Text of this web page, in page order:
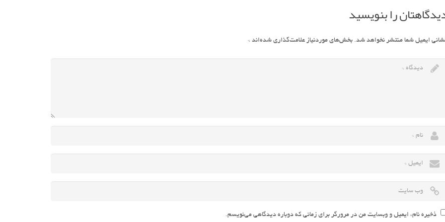
را بنویسید
ایمیل شما منتشر نخواهد شد. بخش‌های موردنیاز علامت‌گذاری شده‌اند *
ذخیره نام، ایمیل و وبسایت من در مرورگر برای زمانی که دوباره دیدگاهی می‌نویسم.